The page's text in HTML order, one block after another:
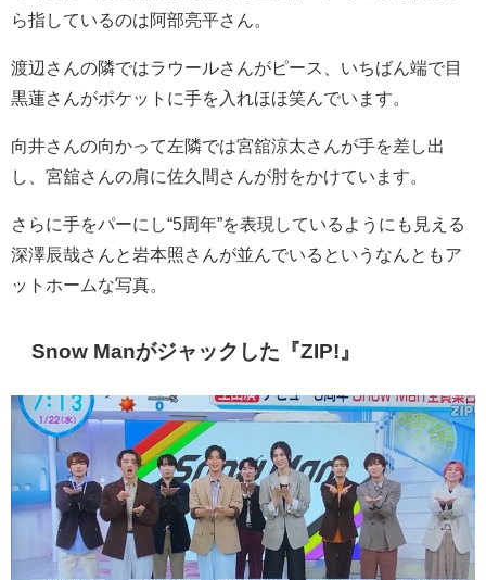
ら指しているのは阿部亮平さん。
渡辺さんの隣ではラウールさんがピース、いちばん端で目
黒蓮さんがポケットに手を入れほほ笑んでいます。
向井さんの向かって左隣では宮舘涼太さんが手を差し出
し、宮舘さんの肩に佐久間さんが肘をかけています。
さらに手をパーにし“5周年”を表現しているようにも見える
深澤辰哉さんと岩本照さんが並んでいるというなんともア
ットホームな写真。
Snow Manがジャックした『ZIP!』